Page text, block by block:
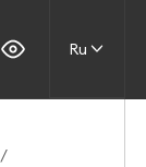
Ru
/